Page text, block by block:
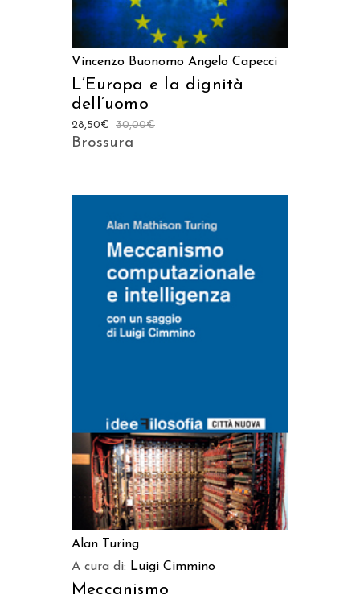
Vincenzo Buonomo Angelo Capecci
L’Europa e la dignità
dell’uomo
30,00€
28,50€
Brossura
Alan Turing
A cura di: Luigi Cimmino
Meccanismo